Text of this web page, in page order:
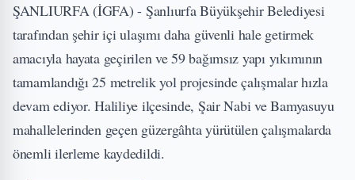
ŞANLIURFA (İGFA) - Şanlıurfa Büyükşehir Belediyesi
tarafından şehir içi ulaşımı daha güvenli hale getirmek
amacıyla hayata geçirilen ve 59 bağımsız yapı yıkımının
tamamlandığı 25 metrelik yol projesinde çalışmalar hızla
devam ediyor. Haliliye ilçesinde, Şair Nabi ve Bamyasuyu
mahallelerinden geçen güzergâhta yürütülen çalışmalarda
önemli ilerleme kaydedildi.